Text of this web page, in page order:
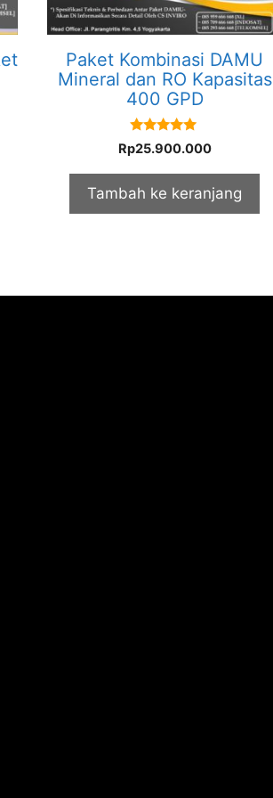
Paket Kombinasi DAMU
Mineral dan RO Kapasitas
400 GPD
5.00
out of 5
Rp25.900.000
Tambah ke keranjang